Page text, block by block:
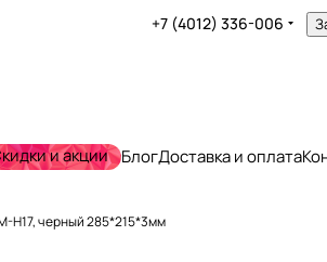
+7 (4012) 336-006
и акции БлогДоставка и оплата
H17, черный 285*215*3мм